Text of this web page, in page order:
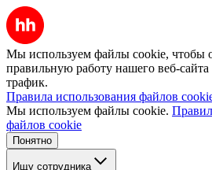
Мы используем файлы cookie, чтобы
правильную работу нашего веб-сайта
трафик.
Правила использования файлов
Мы используем файлы cookie.
файлов cookie
Понятно
Ищу сотрудника